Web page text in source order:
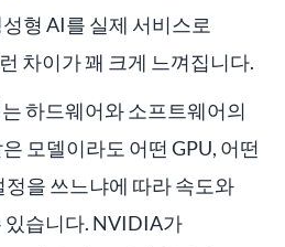
형 AI를 실제 서비스로
차이가 꽤 크게 느껴집니다.
하드웨어와 소프트웨어의
모델이라도 어떤 GPU, 어떤
정을 쓰느냐에 따라 속도와
있습니다. NVIDIA가